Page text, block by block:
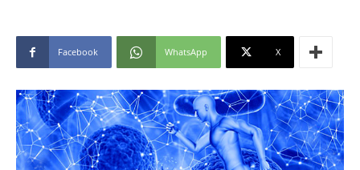
Facebook WhatsApp X